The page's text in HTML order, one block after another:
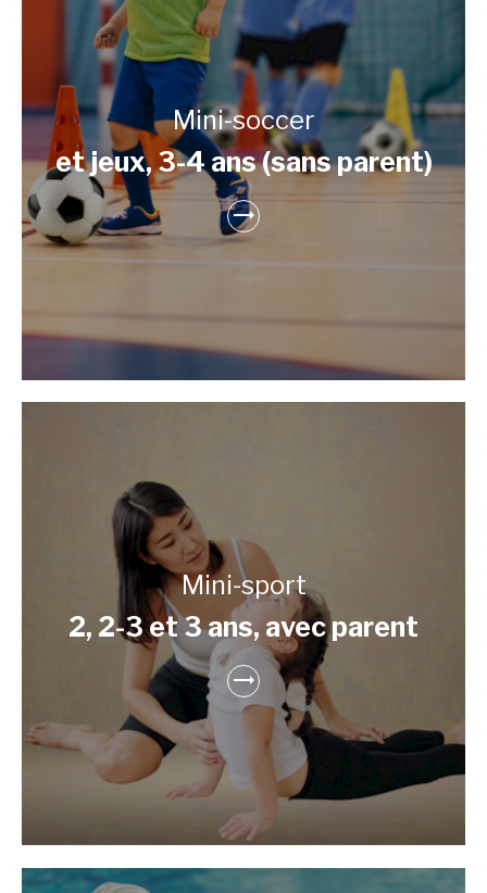
Mini-soccer
et jeux, 3-4 ans (sans parent)
Mini-sport
2, 2-3 et 3 ans, avec parent